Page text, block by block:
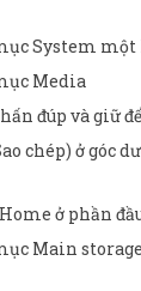
System
Media
đúp và giữ
chép) ở góc
ở phần
Main